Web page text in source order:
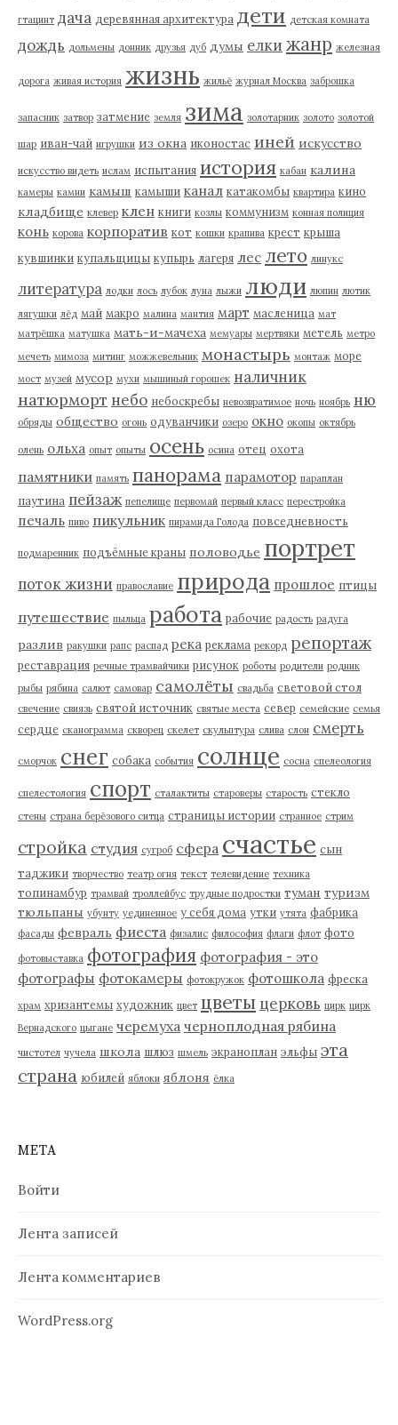
гтацинт дача деревянная архитектура дети детская комната
дождь дольмены донник друзья дуб думы елки жанр железная
дорога живая история жизнь жильё журнал Москва заброшка
запасник затвор затмение земля зима золотарник золото золотой
шар иван-чай игрушки из окна иконостас иней искусство
искусство видеть ислам испытания история кабан калина
камеры камни камыш камыши канал катакомбы квартира кино
кладбище клевер клен книги козлы коммунизм конная полиция
конь корова корпоратив кот кошки крапива крест крыша
кувшинки купальщицы купырь лагеря лес лето линукс
литература лодки лось лубок луна лыжи люди люпин лютик
лягушки лёд май макро малина мантия март масленица мат
матрёшка матушка мать-и-мачеха мемуары мертвяки метель метро
мечеть мимоза митинг можжевельник монастырь монтаж море
мост музей мусор мухи мышиный горошек наличник
натюрморт небо небоскребы невозвратимое ночь ноябрь ню
обряды общество огонь одуванчики озеро окно окопы октябрь
олень ольха опыт опыты осень осина отец охота
памятники память панорама парамотор параплан
паутина пейзаж пепелище первомай первый класс перестройка
печаль пиво пикульник пирамида Голода повседневность
подмаренник подъёмные краны половодье портрет
поток жизни православие природа прошлое птицы
путешествие пыльца работа рабочие радость радуга
разлив ракушки рапс распад река реклама рекорд репортаж
реставрация речные трамвайчики рисунок роботы родители родник
рыбы рябина салют самовар самолёты свадьба световой стол
свечение свиязь святой источник святые места север семейские семья
сердце сканограмма скворец скелет скульптура слива слон смерть
сморчок снег собака события солнце сосна спелеология
спелестология спорт сталактиты староверы старость стекло
стены страна берёзового ситца страницы истории странное стрим
стройка студия сугроб сфера счастье сын
таджики творчество театр огня текст телевидение техника
топинамбур трамвай троллейбус трудные подростки туман туризм
тюльпаны убунту уединенное у себя дома утки утята фабрика
фасады февраль фиеста физалис философия флаги флот фото
фотовыставка фотография фотография - это
фотографы фотокамеры фотокружок фотошкола фреска
храм хризантемы художник цвет цветы церковь цирк цирк
Вернадского цыгане черемуха черноплодная рябина
чистотел чучела школа шлюз шмель экраноплан эльфы эта
страна юбилей яблоки яблоня ёлка
МЕТА
Войти
Лента записей
Лента комментариев
WordPress.org